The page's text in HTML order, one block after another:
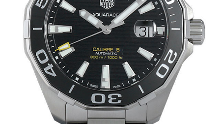
全てのブランドを見
る
ロレックス
パテック
フィリップ
オーデマピゲ ウブロ カルティエ